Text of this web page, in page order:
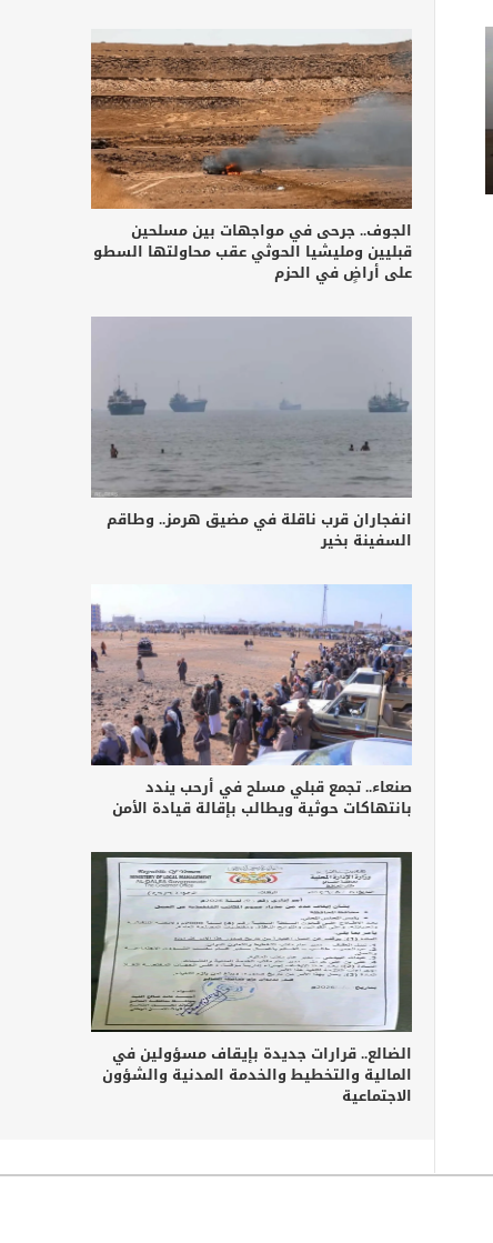
الجوف.. جرحى في مواجهات بين مسلحين
قبليين ومليشيا الحوثي عقب محاولتها السطو
على أراضٍ في الحزم
انفجاران قرب ناقلة في مضيق هرمز.. وطاقم
السفينة بخير
صنعاء.. تجمع قبلي مسلح في أرحب يندد
بانتهاكات حوثية ويطالب بإقالة قيادة الأمن
الضالع.. قرارات جديدة بإيقاف مسؤولين في
المالية والتخطيط والخدمة المدنية والشؤون
الاجتماعية